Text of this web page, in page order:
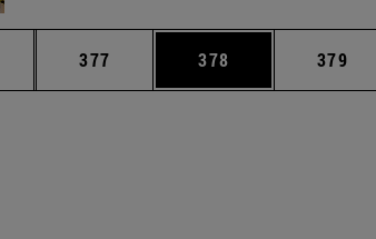
Páginas intermedias Use TAB para desplazarse.
Página
377 Página
378 Página
379